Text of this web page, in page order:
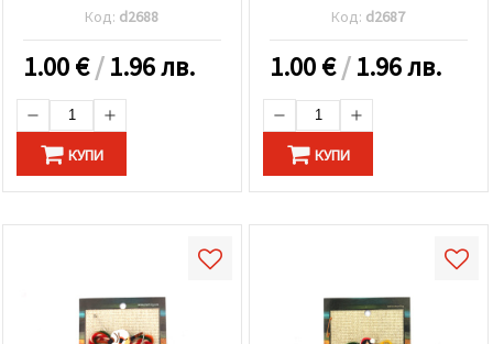
Код: d2688
1.00€/1.96 лв.
КУПИ
Код: d2687
1.00€/1.96 лв.
КУПИ